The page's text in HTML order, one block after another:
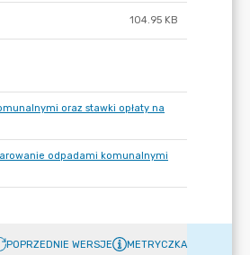
104.95 KB
oraz stawki opłaty na
odpadami komunalnymi
POPRZEDNIE WERSJE METRYCZKA